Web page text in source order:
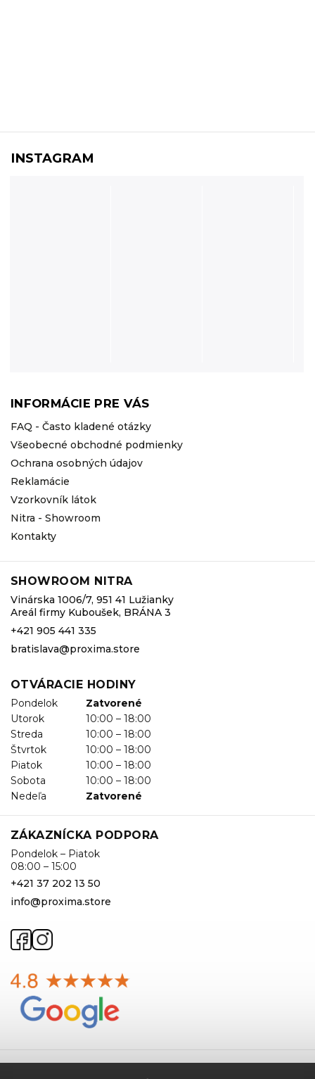
INFORMÁCIE PRE VÁS
FAQ - Často kladené otázky
Všeobecné obchodné podmienky
Ochrana osobných údajov
Reklamácie
Vzorkovník látok
Nitra - Showroom
Kontakty
SHOWROOM NITRA
Vinárska 1006/7, 951 41 Lužianky
Areál firmy Kuboušek, BRÁNA 3
+421 905 441 335
bratislava@proxima.store
OTVÁRACIE HODINY
Pondelok
Zatvorené
Utorok
10:00 – 18:00
Streda
10:00 – 18:00
Štvrtok
10:00 – 18:00
Piatok
10:00 – 18:00
Sobota
10:00 – 18:00
Nedeľa
Zatvorené
ZÁKAZNÍCKA PODPORA
Pondelok – Piatok
08:00 – 15:00
+421 37 202 13 50
info@proxima.store
INSTAGRAM